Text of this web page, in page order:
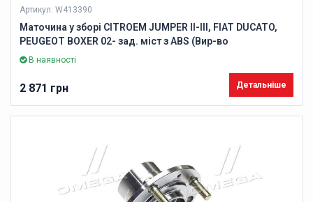
Артикул: W413390
Маточина у зборі CITROEM JUMPER II-III, FIAT DUCATO,
PEUGEOT BOXER 02- зад. міст з ABS (Вир-во
DENCKERMANN)
В наявності
2 871 грн Детальніше